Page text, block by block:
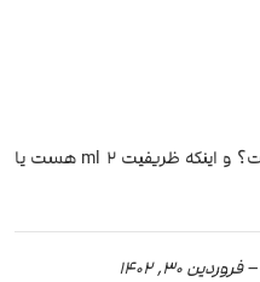
آیا بین کاتریج MTL و DTL تفاوتی هست؟ و اینکه ظریفیت ۲ ml هست یا
– فروردین 30, 1402